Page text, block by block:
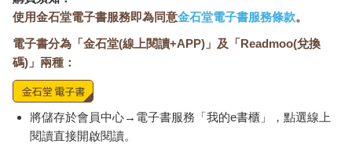
使用金石堂電子書服務即為同意金石堂電子書服務條款。
電子書分為「金石堂(線上閱讀+APP)」及「Readmoo(兌換
碼)」兩種：
將儲存於會員中心→電子書服務「我的e書櫃」，點選線上
閱讀直接開啟閱讀。